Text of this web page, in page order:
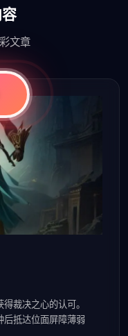
文章
裁决之心的认可。
后抵达位面屏障薄弱